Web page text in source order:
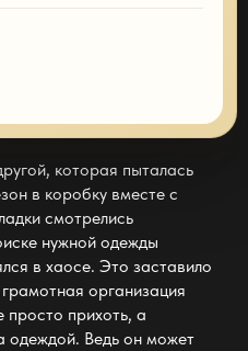
которая пыталась
в коробку вместе с
смотрелись
нужной одежды
в хаосе. Это заставило
организация
прихоть, а
одеждой. Ведь он может